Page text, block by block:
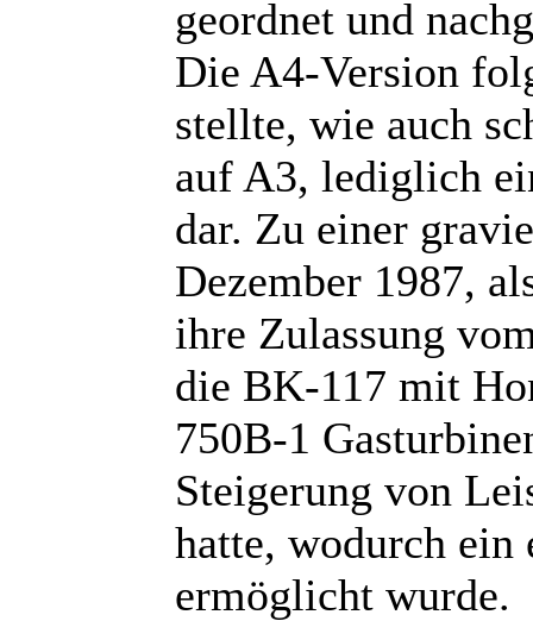
geordnet und
Die A4-Version
stellte, wie auch
auf A3, lediglich
dar. Zu einer
Dezember 1987,
ihre Zulassung
die BK-117 mit
750B-1
Steigerung von
hatte, wodurch
ermöglicht wurde.